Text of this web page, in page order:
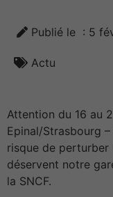
Publié le : 5
Actu
Attention du 16 au
Epinal/Strasbourg
risque de
déservent notre
la SNCF.